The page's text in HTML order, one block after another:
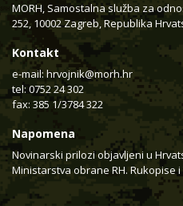
MORH, Samostalna služba za
252, 10002 Zagreb, Republika
Kontakt
e-mail: hrvojnik@morh.hr
tel: 0752 24 302
fax: 385 1/3784 322
Napomena
Novinarski prilozi objavljeni u
Ministarstva obrane RH. Rukopise